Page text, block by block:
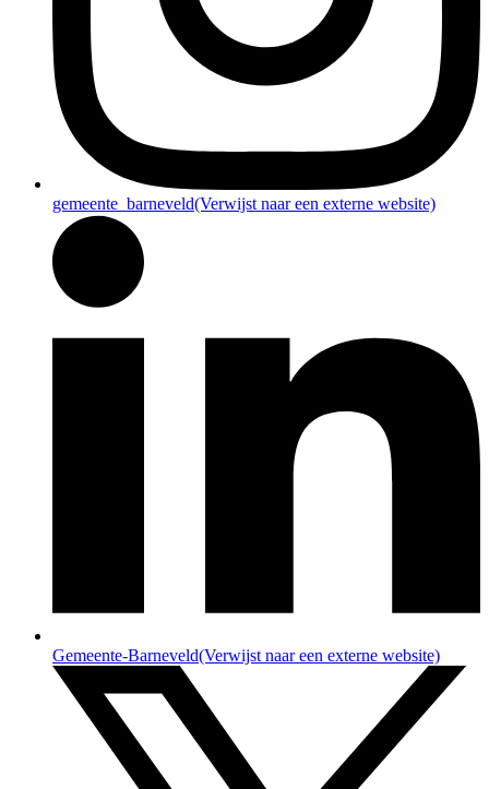
gemeente_barneveld(Verwijst naar een externe website)
Gemeente-Barneveld(Verwijst naar een externe website)